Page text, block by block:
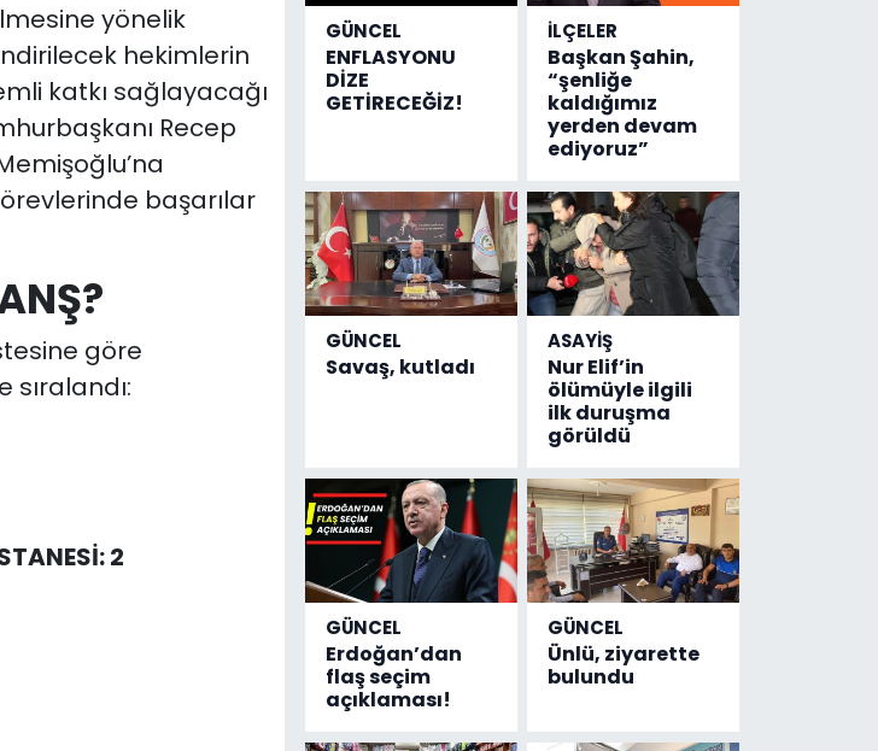
yönelik
hekimlerin
katkı sağlayacağı
Recep
başarılar
göre
2
GÜNCEL
ENFLASYONU
DİZE
GETİRECEĞİZ!
İLÇELER
Başkan Şahin,
“şenliğe
kaldığımız
yerden devam
ediyoruz”
GÜNCEL
Savaş, kutladı
ASAYİŞ
Nur Elif’in
ölümüyle ilgili
ilk duruşma
görüldü
GÜNCEL
Erdoğan’dan
flaş seçim
açıklaması!
GÜNCEL
Ünlü, ziyarette
bulundu